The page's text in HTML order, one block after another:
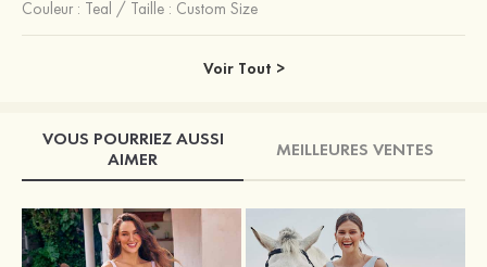
Couleur : Teal / Taille : Custom Size
Voir Tout >
VOUS POURRIEZ AUSSI
AIMER
MEILLEURES VENTES